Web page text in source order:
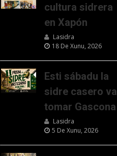
cultura sidrera
en Xapón
Lasidra
18 De Xunu, 2026
Esti sábadu la
sidre casero va
tomar Gascona
Lasidra
5 De Xunu, 2026